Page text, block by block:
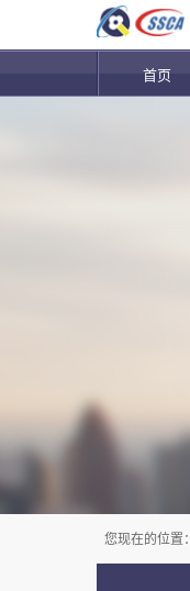
首页
您现在的位置：